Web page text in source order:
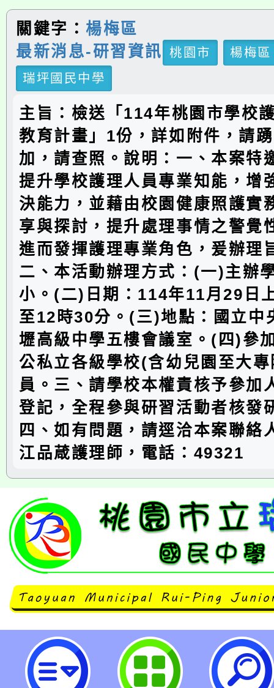
關鍵字： 楊梅區
最新消息-研習資訊
桃園市
楊梅區
瑞坪國民中學
主旨：檢送「114年桃園市學校
教育計畫」1份，詳如附件，請
加，請查照。說明：一、本案特
提升學校護理人員專業知能，增
決能力，並藉由校園健康照護實
享與探討，提升處理事情之警覺
進而發揮護理專業角色，爰辦理
二、本活動辦理方式：(一)主辦
小。(二)日期：114年11月29日
至12時30分。(三)地點：國立中
壢高級中學五樓會議室。(四)參
公私立各級學校(含幼兒園至大
員。三、請學校本權責核予參加
登記，全程參與研習活動者核發
四、如有問題，請逕洽本案聯絡
江品葴護理師，電話：49321
neilrpjhstyc網站設計者：徐嘉